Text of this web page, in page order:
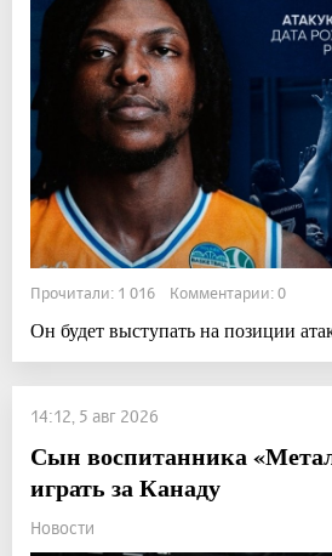
Прочитали: 1 016 Комментарии: 0
Он будет выступать на позиции
14:12, 5 авг 2026
Сын воспитанника
играть за Канаду
Новости